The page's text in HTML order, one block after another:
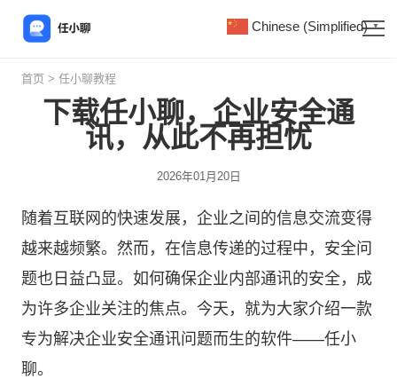
首页 > 任小聊教程
下载任小聊，企业安全通
讯，从此不再担忧
2026年01月20日
随着互联网的快速发展，企业之间的信息交流变得
越来越频繁。然而，在信息传递的过程中，安全问
题也日益凸显。如何确保企业内部通讯的安全，成
为许多企业关注的焦点。今天，就为大家介绍一款
专为解决企业安全通讯问题而生的软件——任小
聊。
Chinese (Simplified) ▼